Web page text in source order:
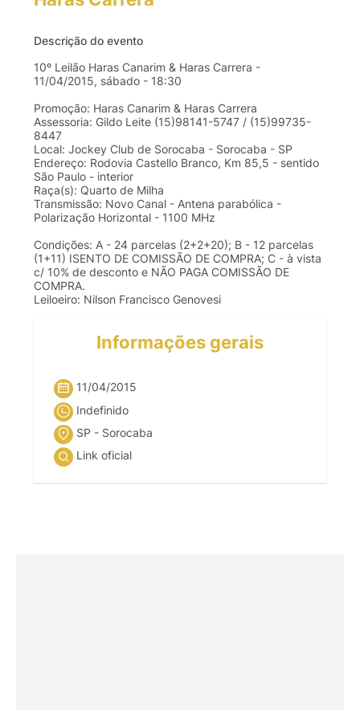
Descrição do evento
10º Leilão Haras Canarim & Haras Carrera -
11/04/2015, sábado - 18:30
Promoção: Haras Canarim & Haras Carrera
Assessoria: Gildo Leite (15)98141-5747 / (15)99735-
8447
Local: Jockey Club de Sorocaba - Sorocaba - SP
Endereço: Rodovia Castello Branco, Km 85,5 - sentido
São Paulo - interior
Raça(s): Quarto de Milha
Transmissão: Novo Canal - Antena parabólica -
Polarização Horizontal - 1100 MHz
Condições: A - 24 parcelas (2+2+20); B - 12 parcelas
(1+11) ISENTO DE COMISSÃO DE COMPRA; C - à vista
c/ 10% de desconto e NÃO PAGA COMISSÃO DE
COMPRA.
Leiloeiro: Nilson Francisco Genovesi
Informações gerais
11/04/2015
Indefinido
SP - Sorocaba
Link oficial